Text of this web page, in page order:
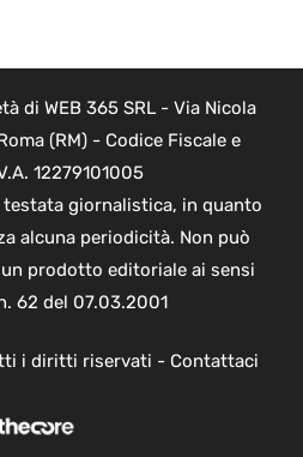
di WEB 365 SRL - Via Nicola
(RM) - Codice Fiscale e
12279101005
testata giornalistica, in quanto
alcuna periodicità. Non può
prodotto editoriale ai sensi
62 del 07.03.2001
i diritti riservati - Contattaci